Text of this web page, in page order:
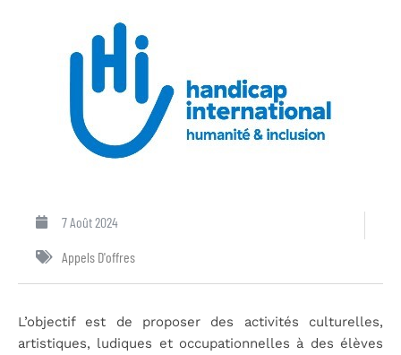
7 Août 2024
Appels D'offres
L’objectif est de proposer des activités culturelles,
artistiques, ludiques et occupationnelles à des élèves